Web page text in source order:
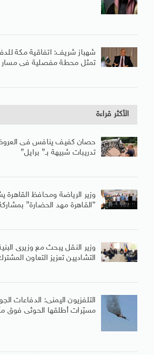
شهباز شريف: اتفاقية مكة
تمثل محطة مفصلية فى مسار
الأكثر قراءة
حصان كفيف ينافس فى
تدريبات شبيهة بـ” برايل”
وزير الرياضة ومحافظ القاهرة
“القاهرة مهد الحضارة” بمشاركة 7000
وزير النقل يبحث مع وزيرى
التشاديين تعزيز التعاون
التلفزيون اليمنى: الدفاعات
مسيّرات أطلقها الحوثى فوق